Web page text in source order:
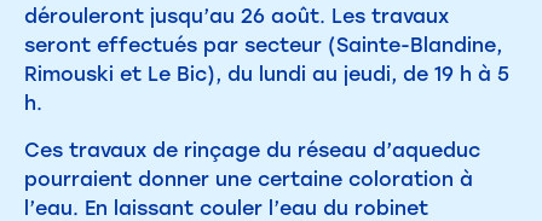
dérouleront jusqu’au 26 août. Les travaux
seront effectués par secteur (Sainte-Blandine,
Rimouski et Le Bic), du lundi au jeudi, de 19 h à 5
h.
Ces travaux de rinçage du réseau d’aqueduc
pourraient donner une certaine coloration à
l’eau. En laissant couler l’eau du robinet